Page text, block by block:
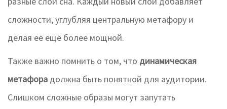
сложности, углубляя центральную метафору и
делая её ещё более мощной.
Также важно помнить о том, что динамическая
метафора должна быть понятной для аудитории.
Слишком сложные образы могут запутать